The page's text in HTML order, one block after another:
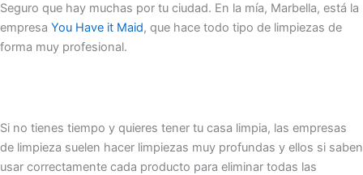
Seguro que hay muchas por tu ciudad. En la mía, Marbella, está la
empresa You Have it Maid, que hace todo tipo de limpiezas de
forma muy profesional.
Si no tienes tiempo y quieres tener tu casa limpia, las empresas
de limpieza suelen hacer limpiezas muy profundas y ellos si saben
usar correctamente cada producto para eliminar todas las